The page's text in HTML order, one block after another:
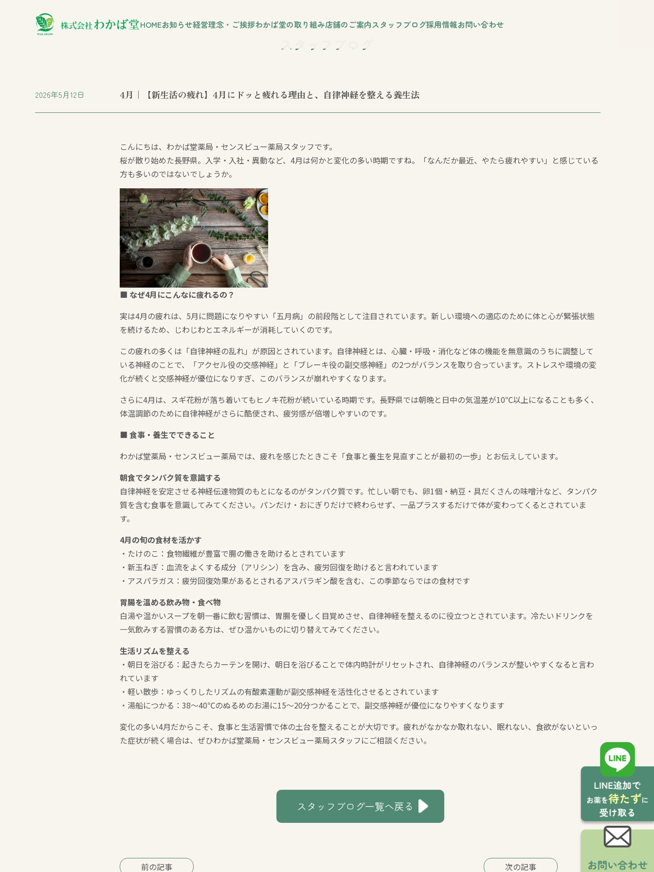
HOMEお知らせ経営理念・ご挨拶わかば堂の取り組み店舗のご案内スタッフブログ採用情報お問い合わせ
スタッフブログ
2026年5月12日 4月｜【新生活の疲れ】4月にドッと疲れる理由と、自律神経を整える養生法
こんにちは、わかば堂薬局・センスビュー薬局スタッフです。
桜が散り始めた長野県。入学・入社・異動など、4月は何かと変化の多い時期ですね。「なんだか最近、やたら疲れやすい」と感じている
方も多いのではないでしょうか。
■ なぜ4月にこんなに疲れるの？
実は4月の疲れは、5月に問題になりやすい「五月病」の前段階として注目されています。新しい環境への適応のために体と心が緊張状態
を続けるため、じわじわとエネルギーが消耗していくのです。
この疲れの多くは「自律神経の乱れ」が原因とされています。自律神経とは、心臓・呼吸・消化など体の機能を無意識のうちに調整して
いる神経のことで、「アクセル役の交感神経」と「ブレーキ役の副交感神経」の2つがバランスを取り合っています。ストレスや環境の変
化が続くと交感神経が優位になりすぎ、このバランスが崩れやすくなります。
さらに4月は、スギ花粉が落ち着いてもヒノキ花粉が続いている時期です。長野県では朝晩と日中の気温差が10℃以上になることも多く、
体温調節のために自律神経がさらに酷使され、疲労感が倍増しやすいのです。
■ 食事・養生でできること
わかば堂薬局・センスビュー薬局では、疲れを感じたときこそ「食事と養生を見直すことが最初の一歩」とお伝えしています。
朝食でタンパク質を意識する
自律神経を安定させる神経伝達物質のもとになるのがタンパク質です。忙しい朝でも、卵1個・納豆・具だくさんの味噌汁など、タンパク
質を含む食事を意識してみてください。パンだけ・おにぎりだけで終わらせず、一品プラスするだけで体が変わってくるとされていま
す。
4月の旬の食材を活かす
・たけのこ：食物繊維が豊富で腸の働きを助けるとされています
・新玉ねぎ：血流をよくする成分（アリシン）を含み、疲労回復を助けると言われています
・アスパラガス：疲労回復効果があるとされるアスパラギン酸を含む、この季節ならではの食材です
胃腸を温める飲み物・食べ物
白湯や温かいスープを朝一番に飲む習慣は、胃腸を優しく目覚めさせ、自律神経を整えるのに役立つとされています。冷たいドリンクを
一気飲みする習慣のある方は、ぜひ温かいものに切り替えてみてください。
生活リズムを整える
・朝日を浴びる：起きたらカーテンを開け、朝日を浴びることで体内時計がリセットされ、自律神経のバランスが整いやすくなると言わ
れています
・軽い散歩：ゆっくりしたリズムの有酸素運動が副交感神経を活性化させるとされています
・湯船につかる：38〜40℃のぬるめのお湯に15〜20分つかることで、副交感神経が優位になりやすくなります
変化の多い4月だからこそ、食事と生活習慣で体の土台を整えることが大切です。疲れがなかなか取れない、眠れない、食欲がないといっ
た症状が続く場合は、ぜひわかば堂薬局・センスビュー薬局スタッフにご相談ください。
スタッフブログ一覧へ戻る
前の記事 次の記事